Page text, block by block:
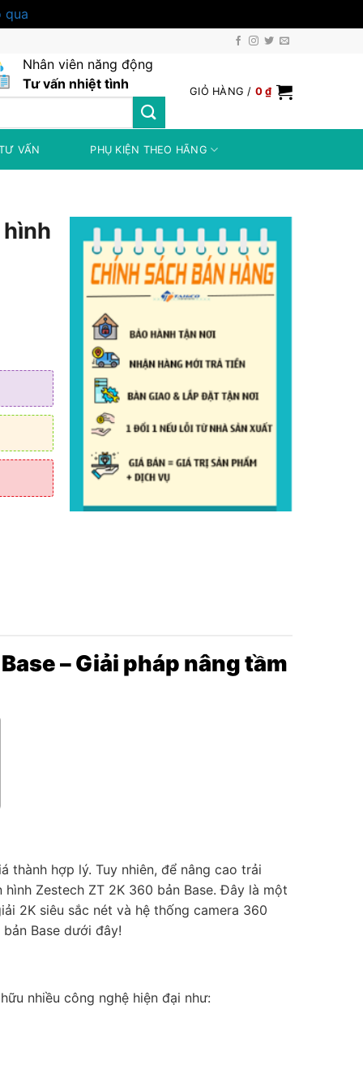
qua
Nhân viên năng động
Tư vấn nhiệt tình
GIỎ HÀNG / 0₫
VẤN PHỤ KIỆN THEO HÃNG
– Giải pháp nâng tầm
thành hợp lý. Tuy nhiên, để nâng cao trải
Zestech ZT 2K 360 bản Base. Đây là một
2K siêu sắc nét và hệ thống camera 360
Base dưới đây!
nhiều công nghệ hiện đại như: